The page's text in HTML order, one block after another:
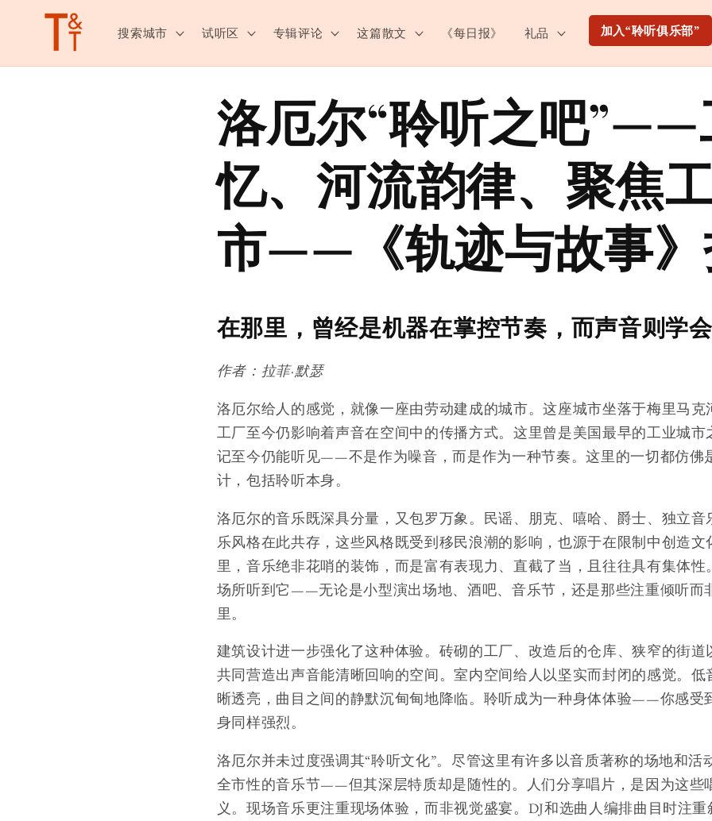
跳至内
搜索城市 试听区 专辑评论 这篇散文 《每日报》 礼品 加入“聆听俱乐部”
洛厄尔“聆听之吧”——
忆、河流韵律、聚焦
市——《轨迹与故事
在那里，曾经是机器在掌控节奏，而声音则学
作者：拉菲·默瑟
洛厄尔给人的感觉，就像一座由劳动建成的城市。这座城市坐落于梅里马
工厂至今仍影响着声音在空间中的传播方式。这里曾是美国最早的工业城
记至今仍能听见——不是作为噪音，而是作为一种节奏。这里的一切都仿佛
计，包括聆听本身。
洛厄尔的音乐既深具分量，又包罗万象。民谣、朋克、嘻哈、爵士、独立
乐风格在此共存，这些风格既受到移民浪潮的影响，也源于在限制中创造
里，音乐绝非花哨的装饰，而是富有表现力、直截了当，且往往具有集体
场所听到它——无论是小型演出场地、酒吧、音乐节，还是那些注重倾听而
里。
建筑设计进一步强化了这种体验。砖砌的工厂、改造后的仓库、狭窄的街
共同营造出声音能清晰回响的空间。室内空间给人以坚实而封闭的感觉。
晰透亮，曲目之间的静默沉甸甸地降临。聆听成为一种身体体验——你感受
身同样强烈。
洛厄尔并未过度强调其“聆听文化”。尽管这里有许多以音质著称的场地和
全市性的音乐节——但其深层特质却是随性的。人们分享唱片，是因为这些
义。现场音乐更注重现场体验，而非视觉盛宴。DJ和选曲人编排曲目时注